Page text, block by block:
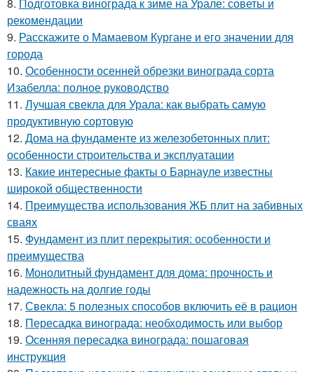
рекомендации
9. Расскажите о Мамаевом Кургане и его значении для
города
10. Особенности осенней обрезки винограда сорта
Изабелла: полное руководство
11. Лучшая свекла для Урала: как выбрать самую
продуктивную сортовую
12. Дома на фундаменте из железобетонных плит:
особенности строительства и эксплуатации
13. Какие интересные факты о Барнауле известны
широкой общественности
14. Преимущества использования ЖБ плит на забивных
сваях
15. Фундамент из плит перекрытия: особенности и
преимущества
16. Монолитный фундамент для дома: прочность и
надежность на долгие годы
17. Свекла: 5 полезных способов включить её в рацион
18. Пересадка винограда: необходимость или выбор
19. Осенняя пересадка винограда: пошаговая
инструкция